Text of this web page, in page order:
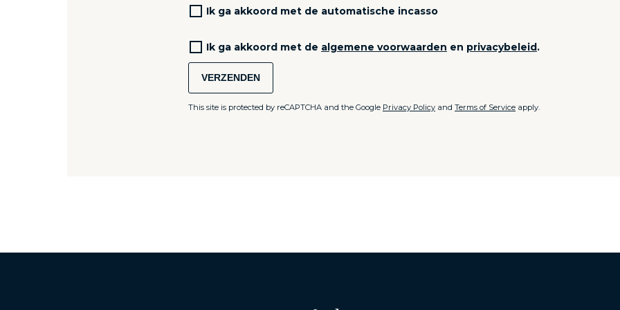
Ik ga akkoord met de automatische incasso
Ik ga akkoord met de algemene voorwaarden en privacybeleid.
VERZENDEN
This site is protected by reCAPTCHA and the Google Privacy Policy and Terms of Service apply.